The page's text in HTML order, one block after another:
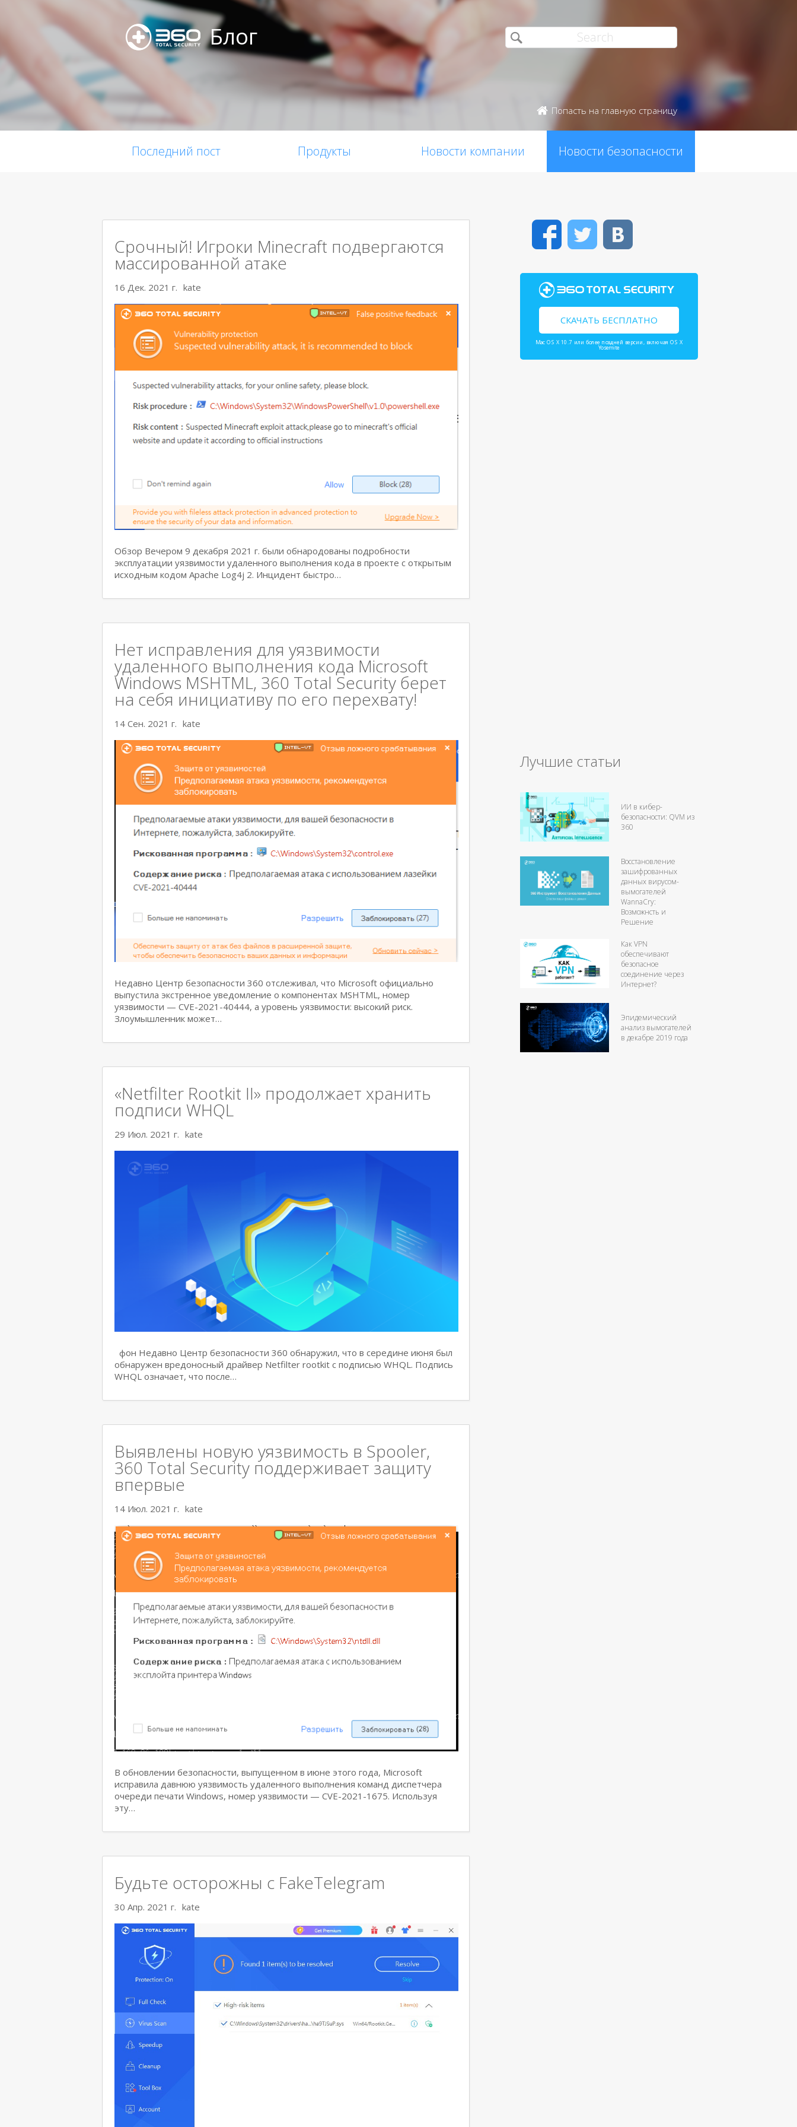
Блог
Попасть на главную страницу
Последний пост Продукты Новости компании Новости безопасности
Срочный! Игроки Minecraft подвергаются
массированной атаке
16 Дек. 2021 г. kate
Обзор Вечером 9 декабря 2021 г. были обнародованы подробности
эксплуатации уязвимости удаленного выполнения кода в проекте с открытым
исходным кодом Apache Log4j 2. Инцидент быстро…
Нет исправления для уязвимости
удаленного выполнения кода Microsoft
Windows MSHTML, 360 Total Security берет
на себя инициативу по его перехвату!
14 Сен. 2021 г. kate
Недавно Центр безопасности 360 отслеживал, что Microsoft официально
выпустила экстренное уведомление о компонентах MSHTML, номер
уязвимости — CVE-2021-40444, а уровень уязвимости: высокий риск.
Злоумышленник может…
«Netfilter Rootkit II» продолжает хранить
подписи WHQL
29 Июл. 2021 г. kate
фон Недавно Центр безопасности 360 обнаружил, что в середине июня был
обнаружен вредоносный драйвер Netfilter rootkit с подписью WHQL. Подпись
WHQL означает, что после…
Выявлены новую уязвимость в Spooler,
360 Total Security поддерживает защиту
впервые
14 Июл. 2021 г. kate
В обновлении безопасности, выпущенном в июне этого года, Microsoft
исправила давнюю уязвимость удаленного выполнения команд диспетчера
очереди печати Windows, номер уязвимости — CVE-2021-1675. Используя
эту…
Будьте осторожны с FakeTelegram
30 Апр. 2021 г. kate
FacebookTwitter
СКАЧАТЬ БЕСПЛАТНО
Mac OS X 10.7 или более поздней версии, включая OS X
Yosemite
Лучшие статьи
ИИ в кибер-
безопасности: QVM из
360
Восстановление
зашифрованных
данных вирусом-
вымогателей
WannaCry:
Возможнсть и
Решение
Как VPN
обеспечивают
безопасное
соединение через
Интернет?
Эпидемический
анализ вымогателей
в декабре 2019 года